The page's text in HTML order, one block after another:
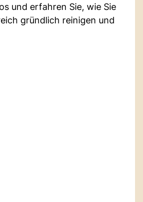
und erfahren Sie, wie Sie
gründlich reinigen und